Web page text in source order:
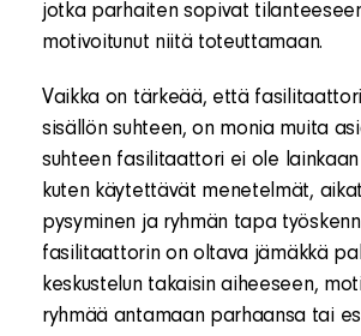
jotka parhaiten sopivat
motivoitunut niitä toteuttamaan.
Vaikka on tärkeää, että
sisällön suhteen, on monia muita
suhteen fasilitaattori ei ole
kuten käytettävät menetelmät,
pysyminen ja ryhmän tapa
fasilitaattorin on oltava jämäkkä
keskustelun takaisin aiheeseen,
ryhmää antamaan parhaansa tai